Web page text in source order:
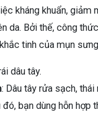
kháng khuẩn, giảm
da. Bởi thế, công
tinh của mụn
dâu tây.
: Dâu tây rửa sạch,
đó, bạn dùng hỗn hợp